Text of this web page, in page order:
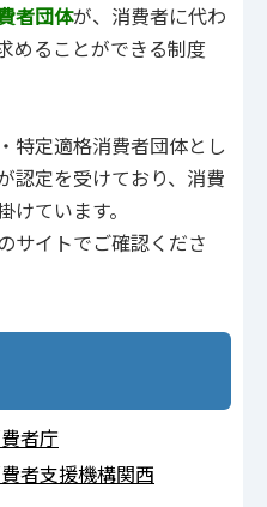
者団体が、消費者に代わ
めることができる制度
特定適格消費者団体とし
認定を受けており、消費
ています。
サイトでご確認くださ
者庁
者支援機構関西